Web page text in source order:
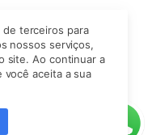
SC
terceiros para
nossos serviços,
site. Ao continuar a
você aceita a sua